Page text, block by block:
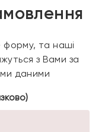
форму, та наші
з Вами за
даними